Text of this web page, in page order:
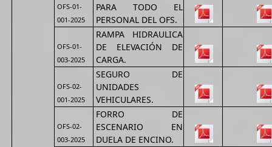
OFS-01-
001-2025
PARA TODO EL
PERSONAL DEL OFS.
OFS-01-
003-2025
RAMPA HIDRAULICA
DE ELEVACIÓN DE
CARGA.
OFS-02-
001-2025
SEGURO DE
UNIDADES
VEHICULARES.
OFS-02-
003-2025
FORRO DE
ESCENARIO EN
DUELA DE ENCINO.